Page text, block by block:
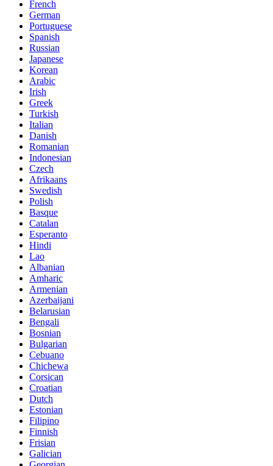
French
German
Portuguese
Spanish
Russian
Japanese
Korean
Arabic
Irish
Greek
Turkish
Italian
Danish
Romanian
Indonesian
Czech
Afrikaans
Swedish
Polish
Basque
Catalan
Esperanto
Hindi
Lao
Albanian
Amharic
Armenian
Azerbaijani
Belarusian
Bengali
Bosnian
Bulgarian
Cebuano
Chichewa
Corsican
Croatian
Dutch
Estonian
Filipino
Finnish
Frisian
Galician